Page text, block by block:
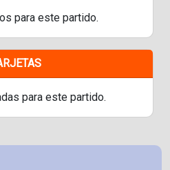
para este partido.
para este partido.